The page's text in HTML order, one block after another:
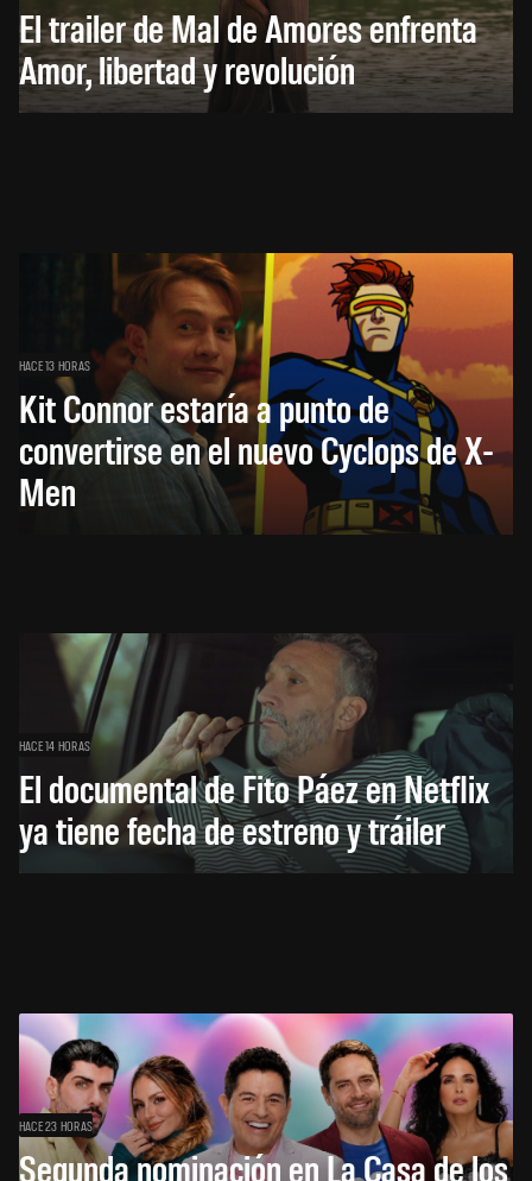
El trailer de Mal de Amores enfrenta
Amor, libertad y revolución
HACE 13 HORAS
Kit Connor estaría a punto de
convertirse en el nuevo Cyclops de X-
Men
HACE 14 HORAS
El documental de Fito Páez en Netflix
ya tiene fecha de estreno y tráiler
HACE 23 HORAS
Segunda nominación en La Casa de los